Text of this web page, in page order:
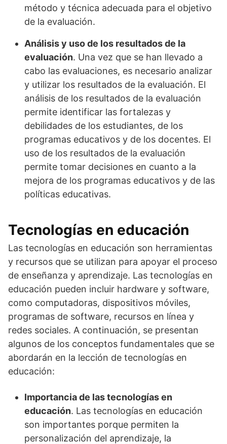
método y técnica adecuada para el objetivo
de la evaluación.
Análisis y uso de los resultados de la
evaluación. Una vez que se han llevado a
cabo las evaluaciones, es necesario analizar
y utilizar los resultados de la evaluación. El
análisis de los resultados de la evaluación
permite identificar las fortalezas y
debilidades de los estudiantes, de los
programas educativos y de los docentes. El
uso de los resultados de la evaluación
permite tomar decisiones en cuanto a la
mejora de los programas educativos y de las
políticas educativas.
Tecnologías en educación
Las tecnologías en educación son herramientas
y recursos que se utilizan para apoyar el proceso
de enseñanza y aprendizaje. Las tecnologías en
educación pueden incluir hardware y software,
como computadoras, dispositivos móviles,
programas de software, recursos en línea y
redes sociales. A continuación, se presentan
algunos de los conceptos fundamentales que se
abordarán en la lección de tecnologías en
educación:
Importancia de las tecnologías en
educación. Las tecnologías en educación
son importantes porque permiten la
personalización del aprendizaje, la